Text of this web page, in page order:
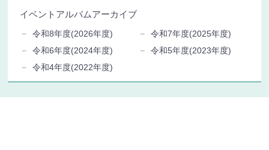
イベントアルバムアーカイブ
令和8年度(2026年度)
令和7年度(2025年度)
令和6年度(2024年度)
令和5年度(2023年度)
令和4年度(2022年度)